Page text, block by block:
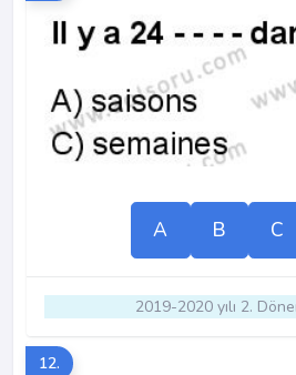
A B C
2019-2020 yılı 2.
12.